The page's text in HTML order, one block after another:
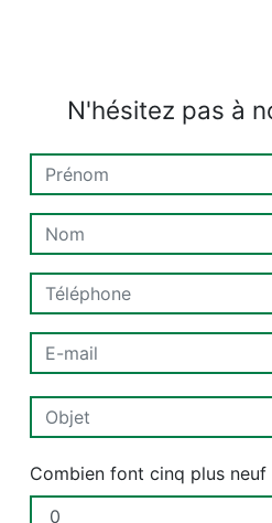
N'hésitez pas à
Combien font cinq plus neuf